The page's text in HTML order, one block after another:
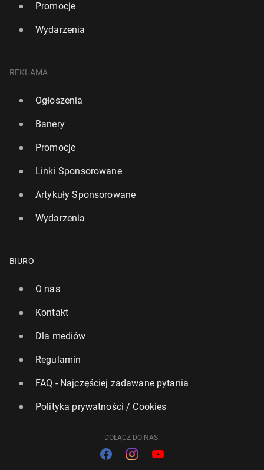
Promocje
Wydarzenia
REKLAMA
Ogłoszenia
Banery
Promocje
Linki Sponsorowane
Artykuły Sponsorowane
Wydarzenia
BIURO
O nas
Kontakt
Dla mediów
Regulamin
FAQ - Najczęściej zadawane pytania
Polityka prywatności / Cookies
DOŁĄCZ DO NAS: